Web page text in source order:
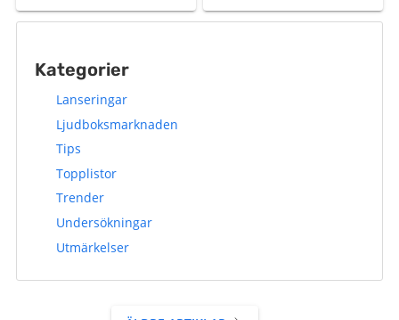
läsarnas bokpris
Kategorier
Lanseringar
Ljudboksmarknaden
Tips
Topplistor
Trender
Undersökningar
Utmärkelser